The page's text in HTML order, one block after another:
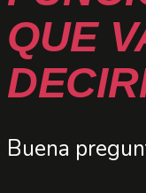
QUE
Buena